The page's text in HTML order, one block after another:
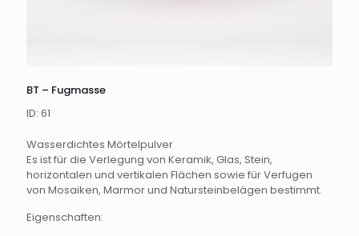
BT – Fugmasse
ID: 61
Wasserdichtes Mörtelpulver
Es ist für die Verlegung von Keramik, Glas, Stein,
horizontalen und vertikalen Flächen sowie für Verfugen
von Mosaiken, Marmor und Natursteinbelägen bestimmt.
Eigenschaften: